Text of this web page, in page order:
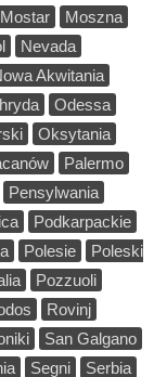
Mostar
Moszna
Nevada
Akwitania
Odessa
Oksytania
Palermo
Pensylwania
Podkarpackie
Polesie
Poleski
Pozzuoli
Rovinj
San Galgano
Segni
Serbia